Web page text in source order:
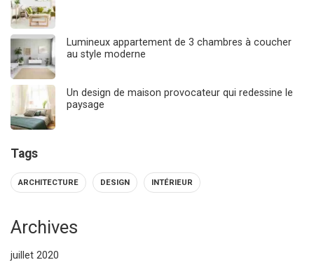
Lumineux appartement de 3 chambres à coucher
au style moderne
Un design de maison provocateur qui redessine le
paysage
Tags
ARCHITECTURE DESIGN INTÉRIEUR
Archives
juillet 2020